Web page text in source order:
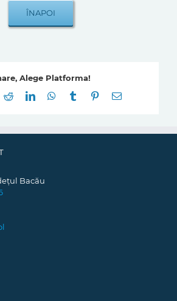
Alege Platforma!
RedditLinkedInWhatsApp
Tumblr Pinterest
E-
Bacău